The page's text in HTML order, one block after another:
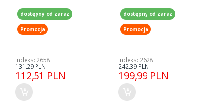
dostępny od zaraz
Promocja
Indeks: 2658
112,51 PLN
131,29 PLN
dostępny od zaraz
Promocja
Indeks: 2628
199,99 PLN
242,39 PLN